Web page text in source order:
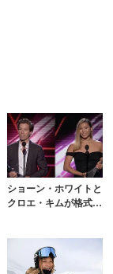
ショーン・ホワイトと
クロエ・キムが格式高